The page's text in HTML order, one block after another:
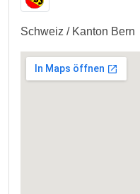
Schweiz / Kanton Bern